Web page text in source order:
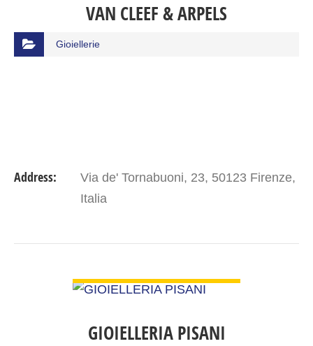
VAN CLEEF & ARPELS
Gioiellerie
Address:
Via de' Tornabuoni, 23, 50123 Firenze,
Italia
GIOIELLERIA PISANI